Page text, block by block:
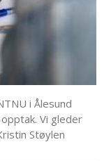
i Ålesund
Vi gleder
Støylen